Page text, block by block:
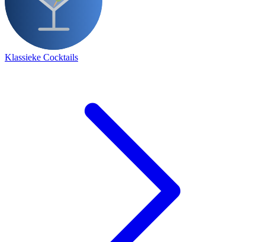
Klassieke Cocktails